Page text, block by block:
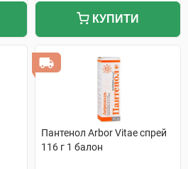
КУПИТИ
Пантенол Arbor Vitae спрей
116 г 1 балон